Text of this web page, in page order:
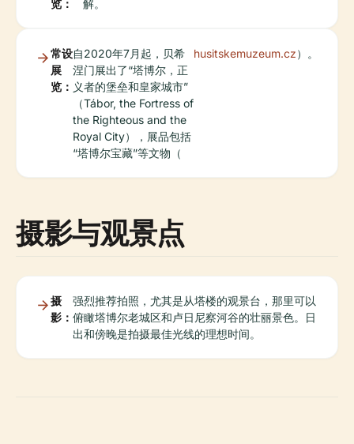
览：
解。
常设
展
览：
自2020年7月起，贝希
涅门展出了“塔博尔，正
义者的堡垒和皇家城市”
（Tábor, the Fortress of
the Righteous and the
Royal City），展品包括
“塔博尔宝藏”等文物（
husitskemuzeum.cz）。
摄影与观景点
摄
影：
强烈推荐拍照，尤其是从塔楼的观景台，那里可以
俯瞰塔博尔老城区和卢日尼察河谷的壮丽景色。日
出和傍晚是拍摄最佳光线的理想时间。